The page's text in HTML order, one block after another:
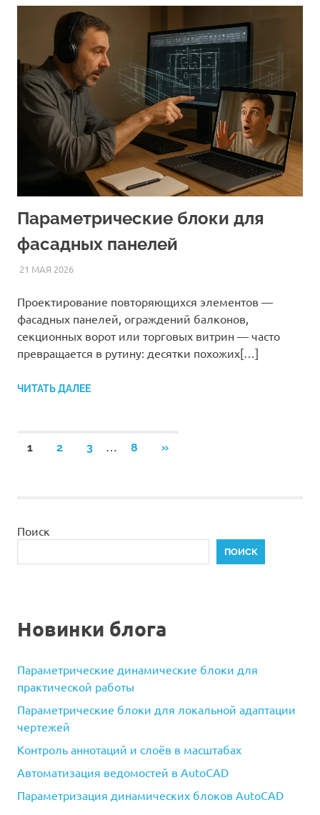
Параметрические блоки для
фасадных панелей
21 МАЯ 2026AUTOCAD_RASS
СТАТЬИ
Проектирование повторяющихся элементов —
фасадных панелей, ограждений балконов,
секционных ворот или торговых витрин — часто
превращается в рутину: десятки похожих[…]
ЧИТАТЬ ДАЛЕЕ
Пагинация
1 2 3 8
СЛЕДУЮЩИЕ
»
Поиск
ПОИСК
Новинки блога
Параметрические динамические блоки для
практической работы
Параметрические блоки для локальной адаптации
чертежей
Контроль аннотаций и слоёв в масштабах
Автоматизация ведомостей в AutoCAD
Параметризация динамических блоков AutoCAD